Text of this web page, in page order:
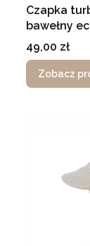
Czapka
bawełny
złotymi
Cena
49,00 zł
Zobacz